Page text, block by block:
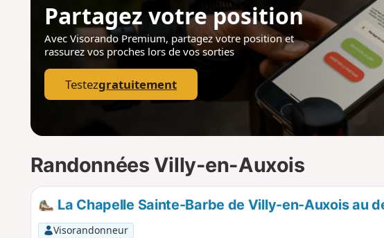
Partagez votre position
Avec Visorando Premium, partagez votre positionet
rassurez vos proches lors de vos sorties
Testezgratuitement
Randonnées Villy-en-Auxois
La Chapelle Sainte-Barbe de Villy-en-Auxois au
Visorandonneur